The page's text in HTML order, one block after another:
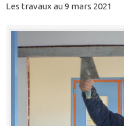
Les travaux au 9 mars 2021